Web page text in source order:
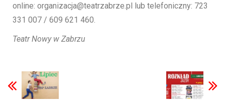
online: organizacja@teatrzabrze.pl lub telefoniczny: 723
331 007 / 609 621 460.
Teatr Nowy w Zabrzu